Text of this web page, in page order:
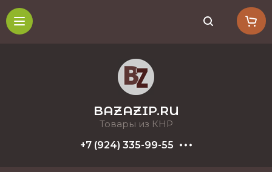
BAZAZIP.RU
Товары из КНР
+7 (924) 335-99-55